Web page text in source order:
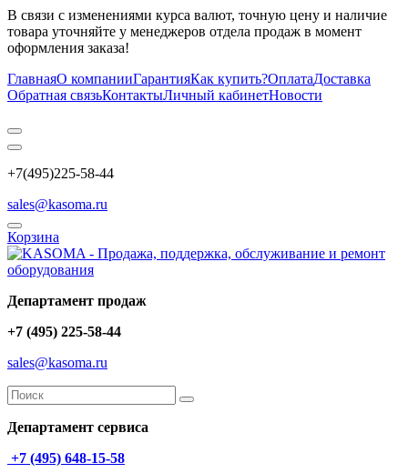
В связи с изменениями курса валют, точную цену и наличие
товара уточняйте у менеджеров отдела продаж в момент
оформления заказа!
ГлавнаяО компанииГарантияКак купить?ОплатаДоставка
Обратная связьКонтактыЛичный кабинетНовости
+7(495)225-58-44
sales@kasoma.ru
Корзина
Департамент продаж
+7 (495) 225-58-44
sales@kasoma.ru
Департамент сервиса
+7 (495) 648-15-58